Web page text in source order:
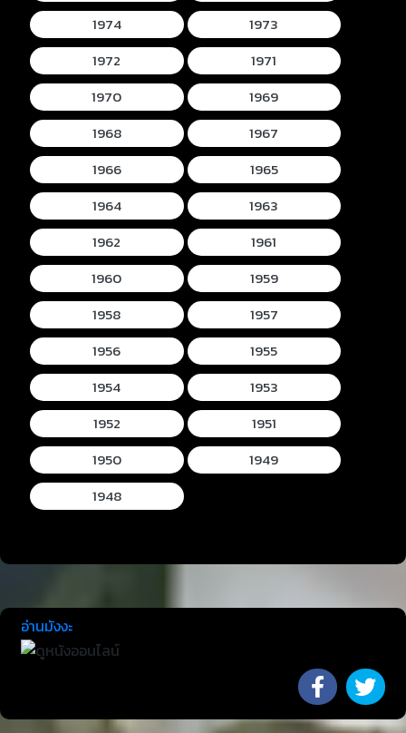
1974
1973
1972
1971
1970
1969
1968
1967
1966
1965
1964
1963
1962
1961
1960
1959
1958
1957
1956
1955
1954
1953
1952
1951
1950
1949
1948
อ่านมังงะ